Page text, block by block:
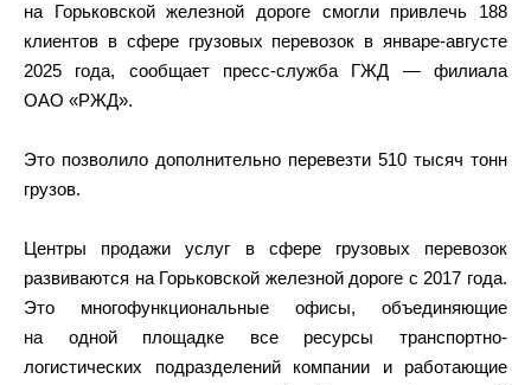
на Горьковской железной дороге смогли привлечь 188
клиентов в сфере грузовых перевозок в январе-августе
2025 года, сообщает пресс-служба ГЖД — филиала
ОАО «РЖД».
Это позволило дополнительно перевезти 510 тысяч тонн
грузов.
Центры продажи услуг в сфере грузовых перевозок
развиваются на Горьковской железной дороге с 2017 года.
Это многофункциональные офисы, объединяющие
на одной площадке все ресурсы транспортно-
логистических подразделений компании и работающие